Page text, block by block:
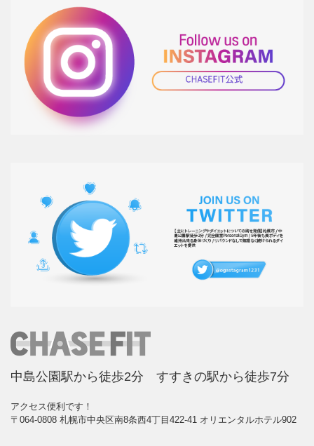
中島公園駅から徒歩2分 すすきの駅から徒歩7分
アクセス便利です！
〒064-0808 札幌市中央区南8条西4丁目422-41 オリエンタルホテル902